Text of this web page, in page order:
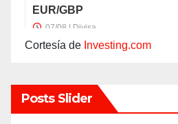
Cortesía de Investing.com
Posts Slider